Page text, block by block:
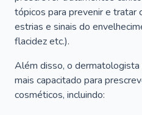
tópicos para prevenir e tratar
estrias e sinais do
flacidez etc.).
Além disso, o
mais capacitado para
cosméticos, incluindo: